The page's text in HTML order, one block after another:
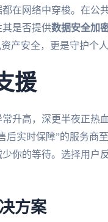
在网络中穿梭。在公
是否提供数据安全加
产安全，更是守护个人
援
升高，深更半夜正热
后实时保障”的服务商
你的等待。选择用户
方案